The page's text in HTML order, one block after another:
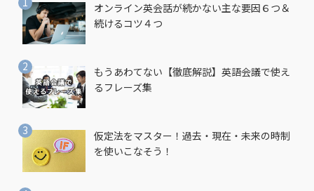
オンライン英会話が続かない主な要因６つ＆
続けるコツ４つ
もうあわてない【徹底解説】英語会議で使え
るフレーズ集
仮定法をマスター！過去・現在・未来の時制
を使いこなそう！